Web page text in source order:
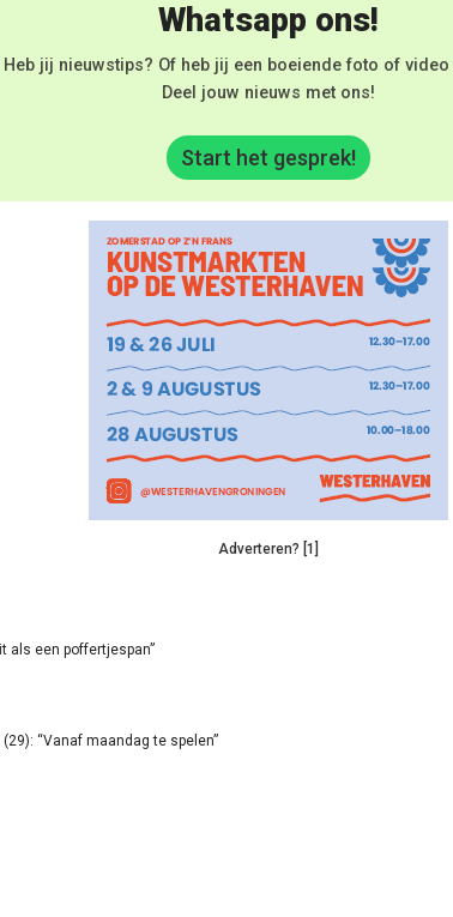
Whatsapp ons!
Heb jij nieuwstips? Of heb jij een boeiende foto of
Deel jouw nieuws met ons!
Start het gesprek!
Adverteren? [1]
als een poffertjespan”
“Vanaf maandag te spelen”